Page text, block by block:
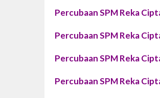
Percubaan SPM Reka
Percubaan SPM Reka
Percubaan SPM Reka
Percubaan SPM Reka